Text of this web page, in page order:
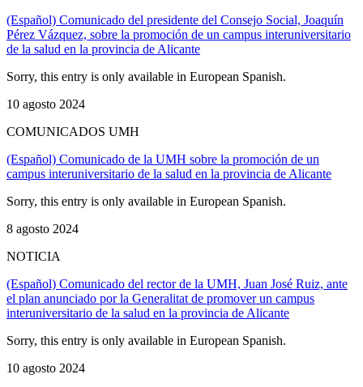
(Español) Comunicado del presidente del Consejo Social, Joaquín
Pérez Vázquez, sobre la promoción de un campus interuniversitario
de la salud en la provincia de Alicante
Sorry, this entry is only available in European Spanish.
10 agosto 2024
COMUNICADOS UMH
(Español) Comunicado de la UMH sobre la promoción de un
campus interuniversitario de la salud en la provincia de Alicante
Sorry, this entry is only available in European Spanish.
8 agosto 2024
NOTICIA
(Español) Comunicado del rector de la UMH, Juan José Ruiz, ante
el plan anunciado por la Generalitat de promover un campus
interuniversitario de la salud en la provincia de Alicante
Sorry, this entry is only available in European Spanish.
10 agosto 2024